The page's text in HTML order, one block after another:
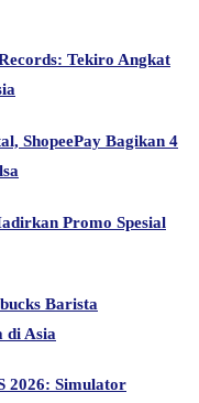
Tekiro Angkat
ShopeePay Bagikan 4
Promo Spesial
Barista
di Asia
2026: Simulator